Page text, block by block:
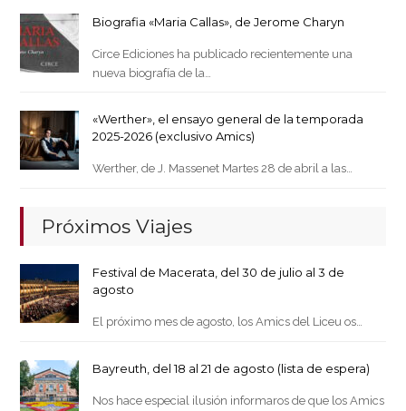
Biografia «Maria Callas», de Jerome Charyn
Circe Ediciones ha publicado recientemente una
nueva biografía de la…
«Werther», el ensayo general de la temporada
2025-2026 (exclusivo Amics)
Werther, de J. Massenet Martes 28 de abril a las…
Próximos Viajes
Festival de Macerata, del 30 de julio al 3 de
agosto
El próximo mes de agosto, los Amics del Liceu os…
Bayreuth, del 18 al 21 de agosto (lista de espera)
Nos hace especial ilusión informaros de que los Amics